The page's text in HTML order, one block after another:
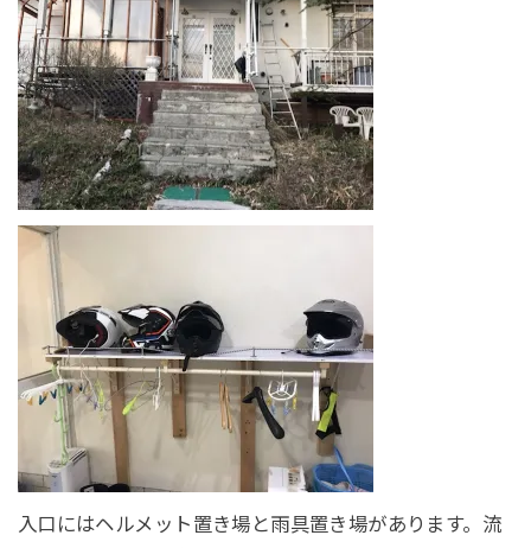
入口にはヘルメット置き場と雨具置き場があります。流